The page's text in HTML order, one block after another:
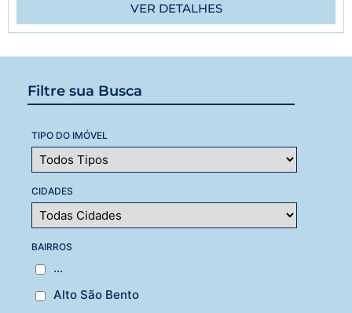
Filtre sua Busca
TIPO DO IMÓVEL
CIDADES
BAIRROS
...
Alto São Bento
VER DETALHES